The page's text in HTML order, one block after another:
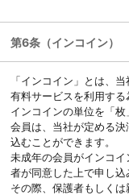
第6条（インコイン）
「インコイン」とは、
有料サービスを利用する
インコインの単位を「枚
会員は、当社が定める
込むことができます。
未成年の会員がインコ
者が同意した上で申し込
その際、保護者もしく